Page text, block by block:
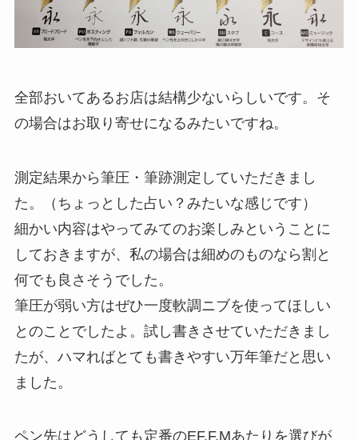
全部おいてあるお店は結構少ないらしいです。そ
の場合はお取り寄せになるみたいですね。
測定結果から筆圧・筆跡測定していただきまし
た。（ちょっとした占い？みたいな感じです）
細かい内容はやってみてのお楽しみということに
しておきますが、私の場合は細めのものなら割と
何でも良さそうでした。
筆圧が弱い方はぜひ一度軟調ニブを使ってほしい
とのことでしたよ。試し書きさせていただきまし
たが、ハマればとても書きやすい万年筆だと思い
ました。
ペン先はどうしても定番のEF,F,Mあたりを選びが